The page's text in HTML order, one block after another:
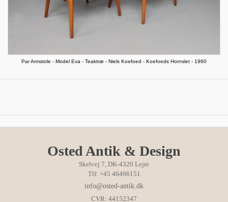
Par Armstole - Model Eva - Teaktræ - Niels Koefoed - Koefoeds Hornslet - 1960
Osted Antik & Design
Skelvej 7, DK-4320 Lejre
Tlf: +45 46496151
info@osted-antik.dk
CVR: 44152347